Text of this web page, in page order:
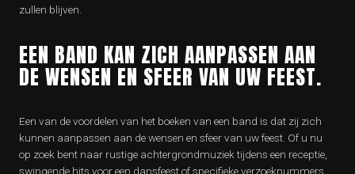
zullen blijven.
EEN BAND KAN ZICH AANPASSEN AAN
DE WENSEN EN SFEER VAN UW FEEST.
Een van de voordelen van het boeken van een band is dat zij zich
kunnen aanpassen aan de wensen en sfeer van uw feest. Of u nu
op zoek bent naar rustige achtergrondmuziek tijdens een receptie,
swingende hits voor een dansfeest of specifieke verzoeknummers